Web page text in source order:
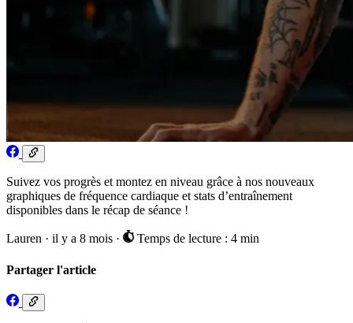
Suivez vos progrès et montez en niveau grâce à nos nouveaux
graphiques de fréquence cardiaque et stats d’entraînement
disponibles dans le récap de séance !
Lauren · il y a 8 mois · Temps de lecture : 4 min
Partager l'article